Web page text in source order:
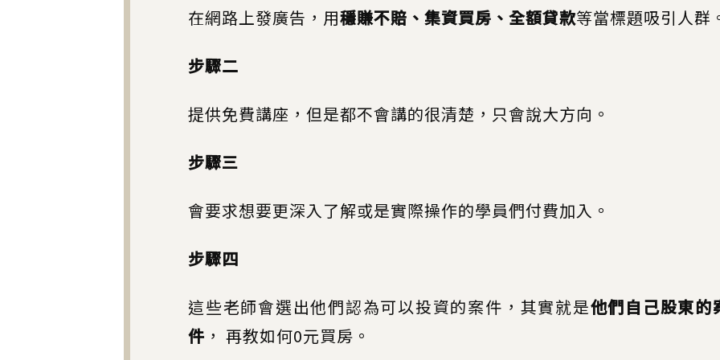
在網路上發廣告，用穩賺不賠、集資買房、全額貸款等當標題吸引人群
步驟二
提供免費講座，但是都不會講的很清楚，只會說大方向。
步驟三
會要求想要更深入了解或是實際操作的學員們付費加入。
步驟四
這些老師會選出他們認為可以投資的案件，其實就是他們自己股東的
件 ， 再教如何0元買房。